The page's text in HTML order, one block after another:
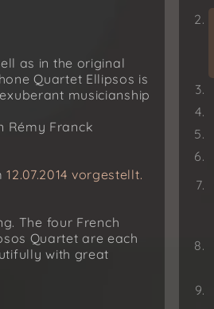
as in the original
Quartet Ellipsos is
musicianship
Rémy Franck
12.07.2014 vorgestellt.
The four French
Quartet are each
with great